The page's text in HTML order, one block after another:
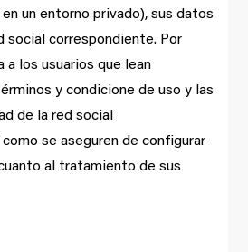
un entorno privado), sus datos
social correspondiente. Por
a los usuarios que lean
y condicione de uso y las
de la red social
se aseguren de configurar
al tratamiento de sus